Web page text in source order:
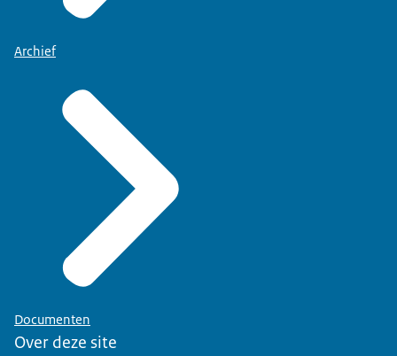
Archief
Documenten
Over deze site